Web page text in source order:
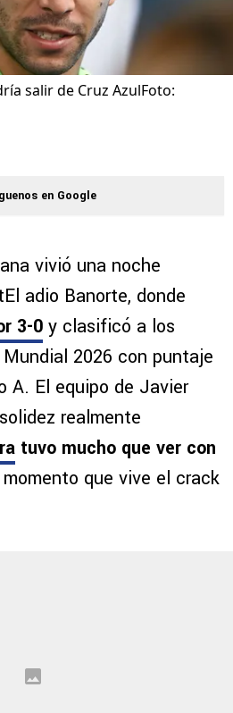
salir de Cruz AzulFoto:
en Google
vivió una noche
adio Banorte, donde
3-0 y clasificó a los
2026 con puntaje
A. El equipo de Javier
realmente
tuvo mucho que ver con
que vive el crack